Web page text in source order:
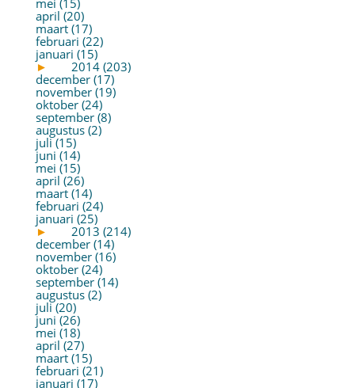
mei (15)
april (20)
maart (17)
februari (22)
januari (15)
►
2014 (203)
december (17)
november (19)
oktober (24)
september (8)
augustus (2)
juli (15)
juni (14)
mei (15)
april (26)
maart (14)
februari (24)
januari (25)
►
2013 (214)
december (14)
november (16)
oktober (24)
september (14)
augustus (2)
juli (20)
juni (26)
mei (18)
april (27)
maart (15)
februari (21)
januari (17)